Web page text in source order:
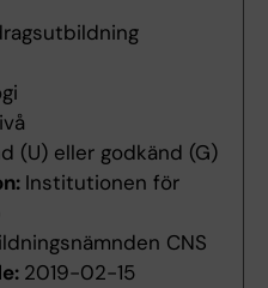
(U) eller godkänd (G)
Institutionen för
CNS
2019-02-15